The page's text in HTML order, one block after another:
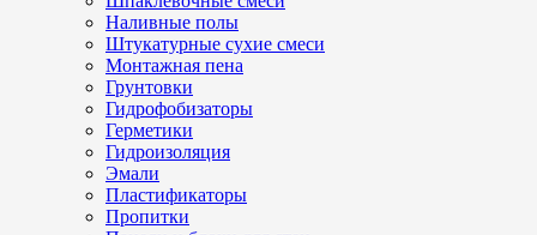
Наливные полы
Штукатурные сухие смеси
Монтажная пена
Грунтовки
Гидрофобизаторы
Герметики
Гидроизоляция
Эмали
Пластификаторы
Пропитки